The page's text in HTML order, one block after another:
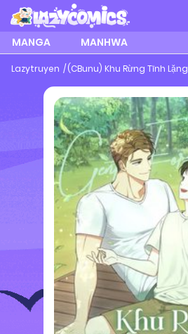
MANGA MANHWA
Lazytruyen (CBunu) Khu Rừng Tĩnh Lặng